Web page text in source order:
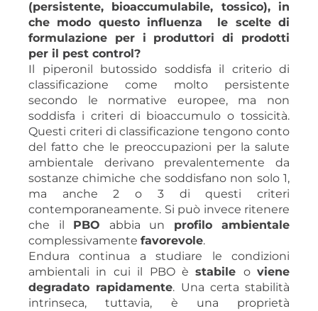
(persistente, bioaccumulabile, tossico), in
che modo questo influenza le scelte di
formulazione per i produttori di prodotti
per il pest control?
Il piperonil butossido soddisfa il criterio di
classificazione come molto persistente
secondo le normative europee, ma non
soddisfa i criteri di bioaccumulo o tossicità.
Questi criteri di classificazione tengono conto
del fatto che le preoccupazioni per la salute
ambientale derivano prevalentemente da
sostanze chimiche che soddisfano non solo 1,
ma anche 2 o 3 di questi criteri
contemporaneamente. Si può invece ritenere
che il PBO abbia un profilo ambientale
complessivamente favorevole.
Endura continua a studiare le condizioni
ambientali in cui il PBO èstabile o viene
degradato rapidamente. Una certa stabilità
intrinseca, tuttavia, è una proprietà